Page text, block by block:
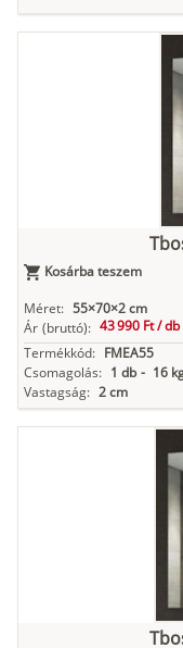
Antracit Matt fekete
Kosárba teszem
Méret: 55×70×2 cm
Ár (bruttó): 43 990 Ft /db
Termékkód: FMEA55
Csomagolás: 1 db - 16
Vastagság: 2 cm